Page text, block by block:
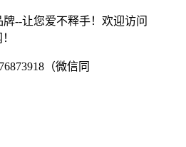
--让您爱不释手！欢迎访问
（微信同